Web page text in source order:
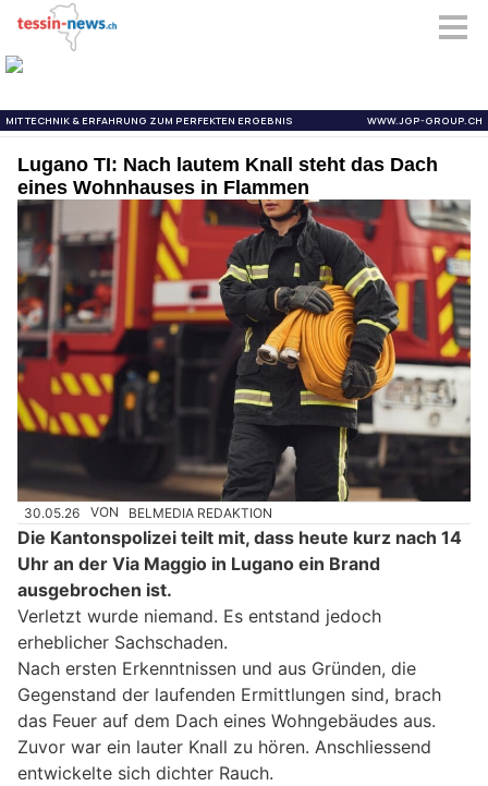
Lugano TI: Nach lautem Knall steht das Dach
eines Wohnhauses in Flammen
30.05.26 VON BELMEDIA REDAKTION
Die Kantonspolizei teilt mit, dass heute kurz nach 14
Uhr an der Via Maggio in Lugano ein Brand
ausgebrochen ist.
Verletzt wurde niemand. Es entstand jedoch
erheblicher Sachschaden.
Nach ersten Erkenntnissen und aus Gründen, die
Gegenstand der laufenden Ermittlungen sind, brach
das Feuer auf dem Dach eines Wohngebäudes aus.
Zuvor war ein lauter Knall zu hören. Anschliessend
entwickelte sich dichter Rauch.